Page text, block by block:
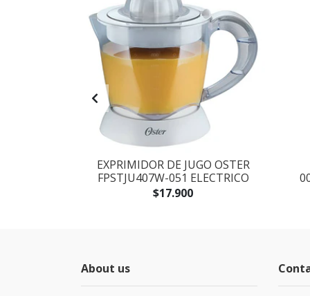
EXPRIMIDOR DE JUGO OSTER
FPSTJU407W-051 ELECTRICO
$17.900
About us